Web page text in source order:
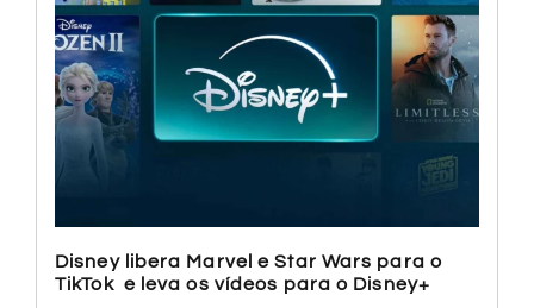
Disney libera Marvel e Star Wars para o
TikTok e leva os vídeos para o Disney+